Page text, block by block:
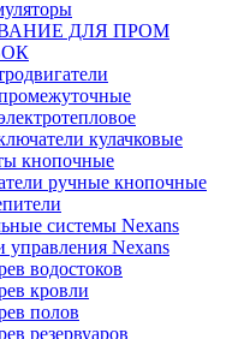
ДЛЯ ПРОМ
кулачковые
кнопочные
ручные кнопочные
системы Nexans
управления Nexans
водостоков
кровли
полов
резервуаров